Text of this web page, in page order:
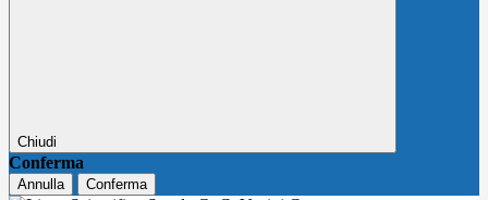
Chiudi
Conferma
Annulla Conferma